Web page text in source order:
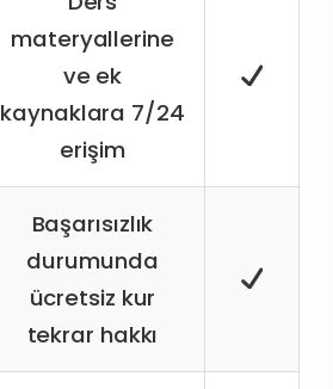
materyallerine
ve ek
kaynaklara 7/24
erişim
Başarısızlık
durumunda
ücretsiz kur
tekrar hakkı